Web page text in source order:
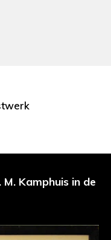
Kamphuis in de